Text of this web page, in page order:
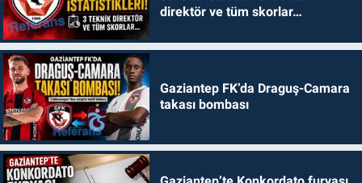
direktör ve tüm skorlar…
Gaziantep FK’da Draguş-Camara
takası bombası